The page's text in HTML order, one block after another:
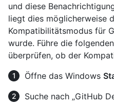
und diese
liegt dies möglicherweise
Kompatibilitätsmodus für
wurde. Führe die
überprüfen, ob der
Öffne das Windows
Suche nach „GitHub